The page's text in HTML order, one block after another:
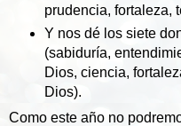
prudencia, fortaleza,
Y nos dé los siete
(sabiduría,
Dios, ciencia,
Dios).
Como este año no